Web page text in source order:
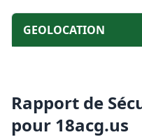
GEOLOCATION
Rapport de
pour 18acg.us